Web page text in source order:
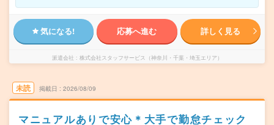
気になる! 応募へ進む 詳しく見る
派遣会社 株式会社スタッフサービス（神奈川・千葉・埼玉エリア）
未読 掲載日 2026/08/09
マニュアルありで安心＊大手で勤怠チェック